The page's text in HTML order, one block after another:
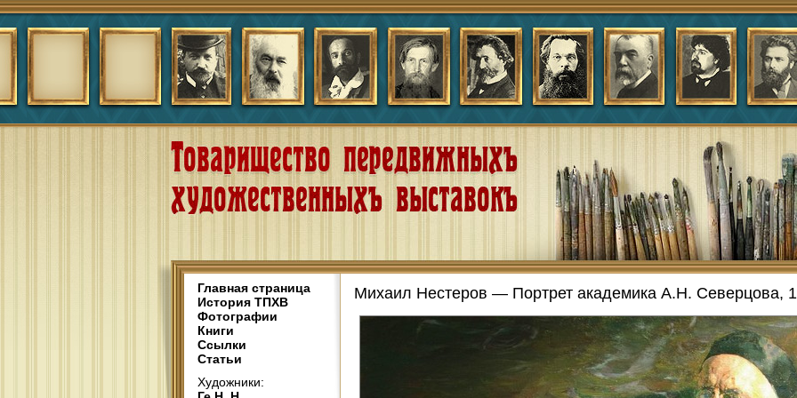
Главная страница
История ТПХВ
Фотографии
Книги
Ссылки
Статьи
Художники:
Михаил Нестеров — Портрет академика А.Н. Северцова,